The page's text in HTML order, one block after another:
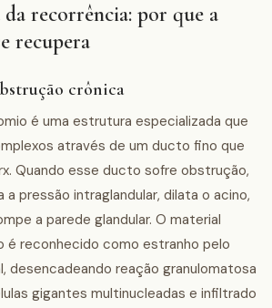
recorrência: por que a
recupera
crônica
é uma estrutura especializada que
através de um ducto fino que
Quando esse ducto sofre obstrução,
pressão intraglandular, dilata o acino,
a parede glandular. O material
é reconhecido como estranho pelo
desencadeando reação granulomatosa
gigantes multinucleadas e infiltrado